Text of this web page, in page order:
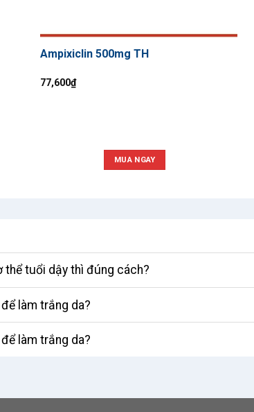
Ampixiclin 500mg TH
77,600₫
MUA NGAY
thể tuổi dậy thì đúng cách?
làm trắng da?
làm trắng da?